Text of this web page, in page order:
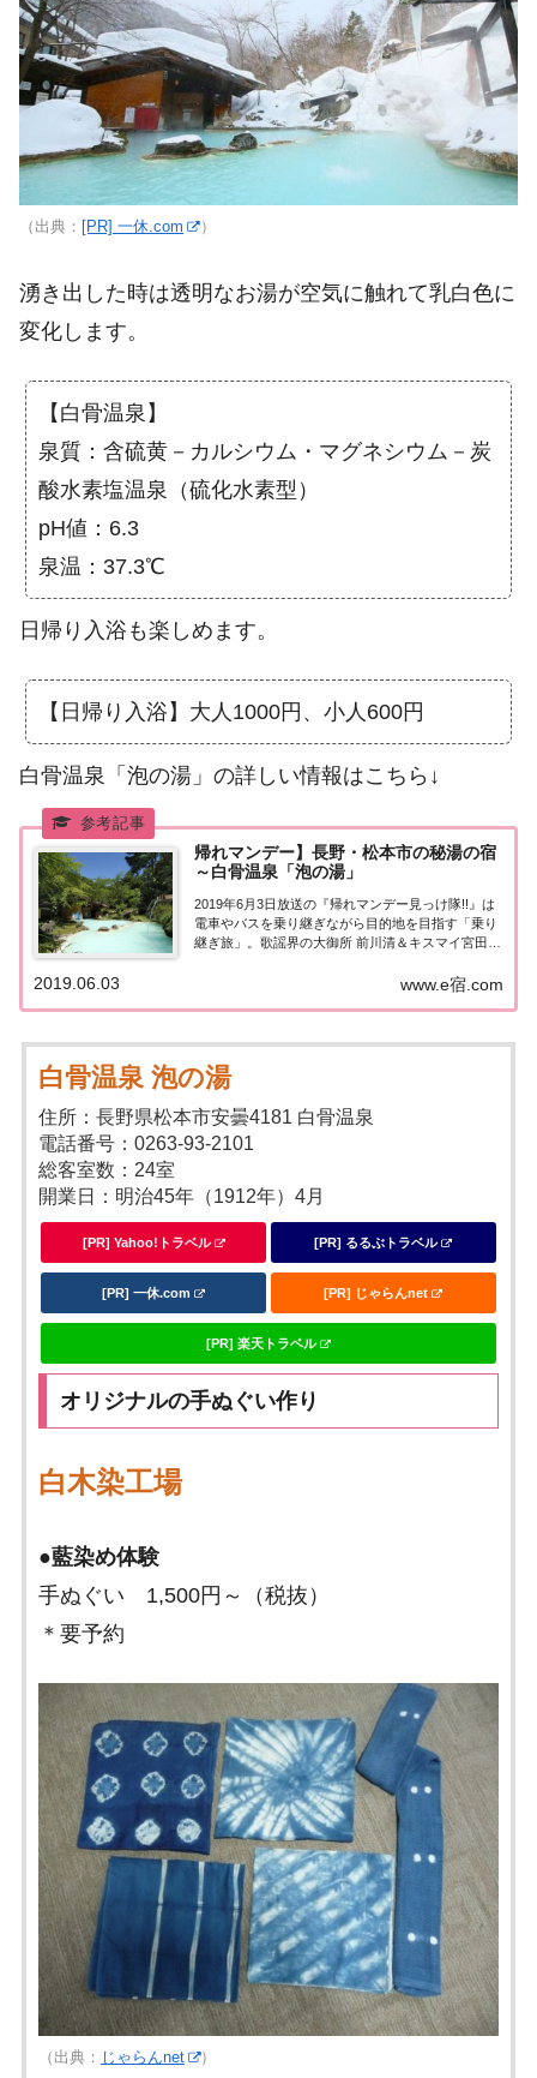
（出典： [PR] 一休.com ）
湧き出した時は透明なお湯が空気に触れて乳白色に
変化します。
【白骨温泉】
泉質：含硫黄－カルシウム・マグネシウム－炭
酸水素塩温泉（硫化水素型）
pH値：6.3
泉温：37.3℃
日帰り入浴も楽しめます。
【日帰り入浴】大人1000円、小人600円
白骨温泉「泡の湯」の詳しい情報はこちら↓
帰れマンデー】長野・松本市の秘湯の宿
～白骨温泉「泡の湯」
2019年6月3日放送の『帰れマンデー見っけ隊!!』は
電車やバスを乗り継ぎながら目的地を目指す「乗り
継ぎ旅」。歌謡界の大御所 前川清＆キスマイ宮田が
野県松本市の秘湯の宿、白骨温泉「泡の湯」につい
www.e宿.com
2019.06.03
白骨温泉 泡の湯
住所：長野県松本市安曇4181 白骨温泉
電話番号：0263-93-2101
総客室数：24室
開業日：明治45年（1912年）4月
[PR] Yahoo!トラベル [PR] るるぶトラベル
[PR] 一休.com [PR] じゃらんnet
[PR] 楽天トラベル
オリジナルの手ぬぐい作り
白木染工場
●藍染め体験
手ぬぐい 1,500円～（税抜）
＊要予約
（出典： じゃらんnet ）